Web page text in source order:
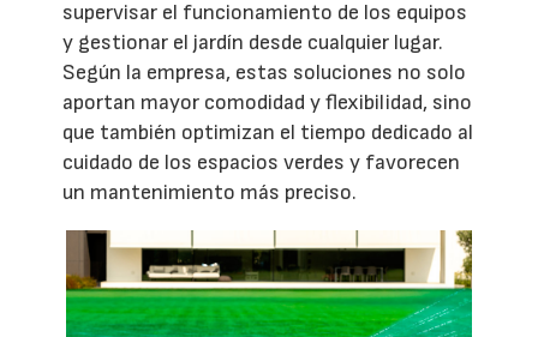
supervisar el funcionamiento de los equipos
y gestionar el jardín desde cualquier lugar.
Según la empresa, estas soluciones no solo
aportan mayor comodidad y flexibilidad, sino
que también optimizan el tiempo dedicado al
cuidado de los espacios verdes y favorecen
un mantenimiento más preciso.